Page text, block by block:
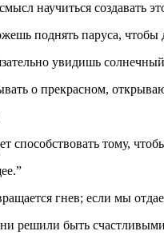
научиться создавать
поднять паруса,
увидишь
о прекрасном,
способствовать тому,
гнев; если мы
решили быть